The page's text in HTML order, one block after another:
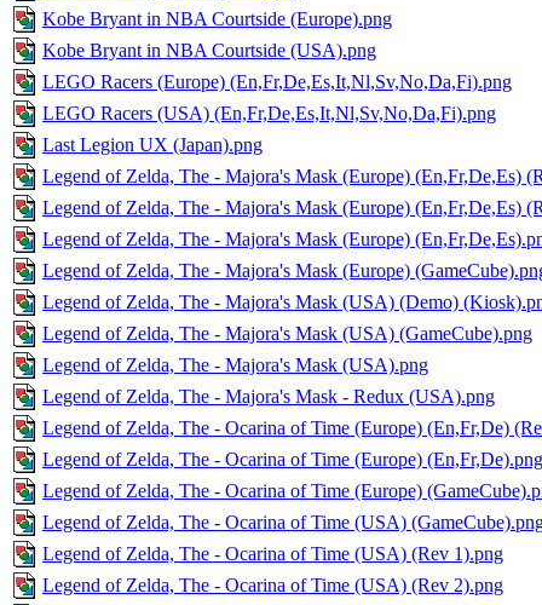
Kobe Bryant in NBA Courtside (Europe).png
Kobe Bryant in NBA Courtside (USA).png
LEGO Racers (Europe) (En,Fr,De,Es,It,Nl,Sv,No,Da,Fi).png
LEGO Racers (USA) (En,Fr,De,Es,It,Nl,Sv,No,Da,Fi).png
Last Legion UX (Japan).png
Legend of Zelda, The - Majora's Mask (Europe) (En,Fr,De,Es)
Legend of Zelda, The - Majora's Mask (Europe) (En,Fr,De,Es)
Legend of Zelda, The - Majora's Mask (Europe)
Legend of Zelda, The - Majora's Mask (Europe)
Legend of Zelda, The - Majora's Mask (USA) (Demo)
Legend of Zelda, The - Majora's Mask (USA) (GameCube).png
Legend of Zelda, The - Majora's Mask (USA).png
Legend of Zelda, The - Majora's Mask - Redux (USA).png
Legend of Zelda, The - Ocarina of Time (Europe) (En,Fr,De)
Legend of Zelda, The - Ocarina of Time (Europe) (En,Fr,De).png
Legend of Zelda, The - Ocarina of Time (Europe)
Legend of Zelda, The - Ocarina of Time (USA)
Legend of Zelda, The - Ocarina of Time (USA) (Rev 1).png
Legend of Zelda, The - Ocarina of Time (USA) (Rev 2).png